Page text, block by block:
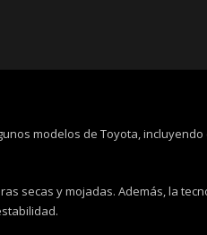
modelos de Toyota, incluyendo
secas y mojadas. Además, la